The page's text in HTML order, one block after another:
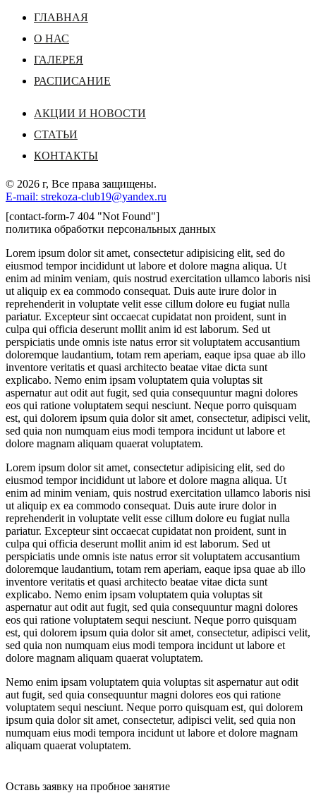
ГЛАВНАЯ
О НАС
ГАЛЕРЕЯ
РАСПИСАНИЕ
АКЦИИ И НОВОСТИ
СТАТЬИ
КОНТАКТЫ
© 2026 г, Все права защищены.
E-mail: strekoza-club19@yandex.ru
[contact-form-7 404 "Not Found"]
политика обработки персональных данных
Lorem ipsum dolor sit amet, consectetur adipisicing elit, sed do
eiusmod tempor incididunt ut labore et dolore magna aliqua. Ut
enim ad minim veniam, quis nostrud exercitation ullamco laboris nisi
ut aliquip ex ea commodo consequat. Duis aute irure dolor in
reprehenderit in voluptate velit esse cillum dolore eu fugiat nulla
pariatur. Excepteur sint occaecat cupidatat non proident, sunt in
culpa qui officia deserunt mollit anim id est laborum. Sed ut
perspiciatis unde omnis iste natus error sit voluptatem accusantium
doloremque laudantium, totam rem aperiam, eaque ipsa quae ab illo
inventore veritatis et quasi architecto beatae vitae dicta sunt
explicabo. Nemo enim ipsam voluptatem quia voluptas sit
aspernatur aut odit aut fugit, sed quia consequuntur magni dolores
eos qui ratione voluptatem sequi nesciunt. Neque porro quisquam
est, qui dolorem ipsum quia dolor sit amet, consectetur, adipisci velit,
sed quia non numquam eius modi tempora incidunt ut labore et
dolore magnam aliquam quaerat voluptatem.
Lorem ipsum dolor sit amet, consectetur adipisicing elit, sed do
eiusmod tempor incididunt ut labore et dolore magna aliqua. Ut
enim ad minim veniam, quis nostrud exercitation ullamco laboris nisi
ut aliquip ex ea commodo consequat. Duis aute irure dolor in
reprehenderit in voluptate velit esse cillum dolore eu fugiat nulla
pariatur. Excepteur sint occaecat cupidatat non proident, sunt in
culpa qui officia deserunt mollit anim id est laborum. Sed ut
perspiciatis unde omnis iste natus error sit voluptatem accusantium
doloremque laudantium, totam rem aperiam, eaque ipsa quae ab illo
inventore veritatis et quasi architecto beatae vitae dicta sunt
explicabo. Nemo enim ipsam voluptatem quia voluptas sit
aspernatur aut odit aut fugit, sed quia consequuntur magni dolores
eos qui ratione voluptatem sequi nesciunt. Neque porro quisquam
est, qui dolorem ipsum quia dolor sit amet, consectetur, adipisci velit,
sed quia non numquam eius modi tempora incidunt ut labore et
dolore magnam aliquam quaerat voluptatem.
Nemo enim ipsam voluptatem quia voluptas sit aspernatur aut odit
aut fugit, sed quia consequuntur magni dolores eos qui ratione
voluptatem sequi nesciunt. Neque porro quisquam est, qui dolorem
ipsum quia dolor sit amet, consectetur, adipisci velit, sed quia non
numquam eius modi tempora incidunt ut labore et dolore magnam
aliquam quaerat voluptatem.
Оставь заявку на пробное занятие